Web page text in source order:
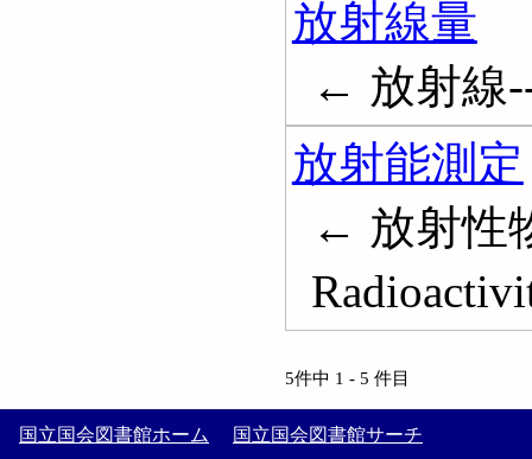
放射線量
← 放射線
放射能測定
← 放射性
5件中 1 - 5 件目
国立国会図書館ホーム 国立国会図書館サーチ